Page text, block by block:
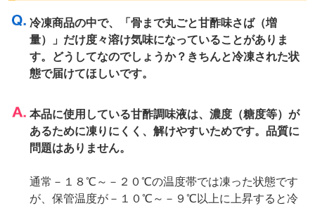
冷凍商品の中で、「骨まで丸ごと甘酢味さば（増
量）」だけ度々溶け気味になっていることがありま
す。どうしてなのでしょうか？きちんと冷凍された状
態で届けてほしいです。
本品に使用している甘酢調味液は、濃度（糖度等）が
あるために凍りにくく、解けやすいためです。品質に
問題はありません。
通常－１８℃～－２０℃の温度帯では凍った状態です
が、保管温度が－１０℃～－９℃以上に上昇すると冷